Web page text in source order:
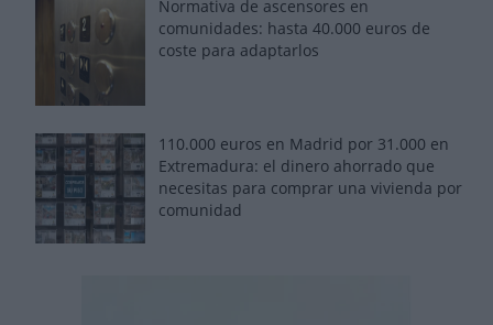
Normativa de ascensores en
comunidades: hasta 40.000 euros de
coste para adaptarlos
110.000 euros en Madrid por 31.000 en
Extremadura: el dinero ahorrado que
necesitas para comprar una vivienda por
comunidad